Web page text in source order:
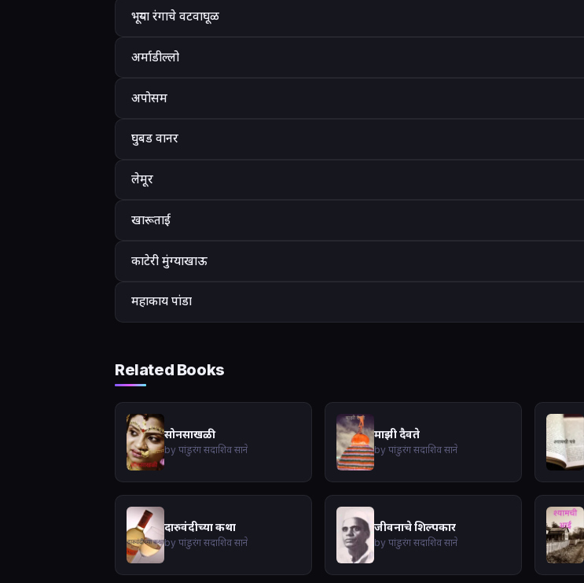
भूऱ्या रंगाचे वटवाघूळ
अर्माडील्लो
अपोसम
घुबड वानर
लेमूर
खारूताई
काटेरी मुंग्याखाऊ
महाकाय पांडा
Related Books
सोनसाखळी
by पांडुरंग सदाशिव साने
माझी दैवते
by पांडुरंग सदाशिव साने
दारुवंदीच्या कथा
by पांडुरंग सदाशिव साने
जीवनाचे शिल्पकार
by पांडुरंग सदाशिव साने